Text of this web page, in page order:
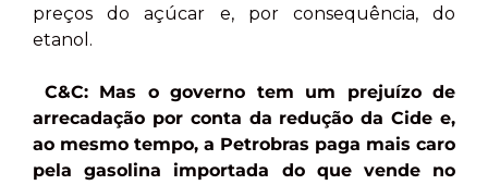
preços do açúcar e, por consequência, do
etanol.
C&C: Mas o governo tem um prejuízo de
arrecadação por conta da redução da Cide e,
ao mesmo tempo, a Petrobras paga mais caro
pela gasolina importada do que vende no